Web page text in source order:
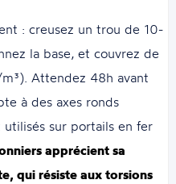
: creusez un trou de 10-
la base, et couvrez de
Attendez 48h avant
à des axes ronds
utilisés sur portails en fer
apprécient sa
qui résiste aux torsions